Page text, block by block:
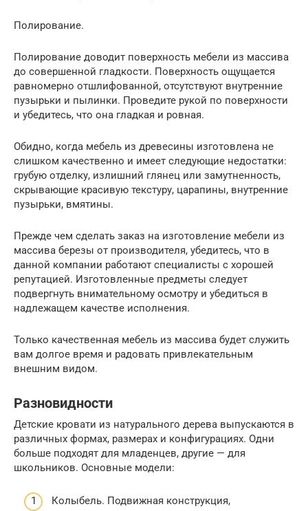
Полирование.
Полирование доводит поверхность мебели из массива
до совершенной гладкости. Поверхность ощущается
равномерно отшлифованной, отсутствуют внутренние
пузырьки и пылинки. Проведите рукой по поверхности
и убедитесь, что она гладкая и ровная.
Обидно, когда мебель из древесины изготовлена не
слишком качественно и имеет следующие недостатки:
грубую отделку, излишний глянец или замутненность,
скрывающие красивую текстуру, царапины, внутренние
пузырьки, вмятины.
Прежде чем сделать заказ на изготовление мебели из
массива березы от производителя, убедитесь, что в
данной компании работают специалисты с хорошей
репутацией. Изготовленные предметы следует
подвергнуть внимательному осмотру и убедиться в
надлежащем качестве исполнения.
Только качественная мебель из массива будет служить
вам долгое время и радовать привлекательным
внешним видом.
Разновидности
Детские кровати из натурального дерева выпускаются в
различных формах, размерах и конфигурациях. Одни
больше подходят для младенцев, другие — для
школьников. Основные модели:
Колыбель. Подвижная конструкция,